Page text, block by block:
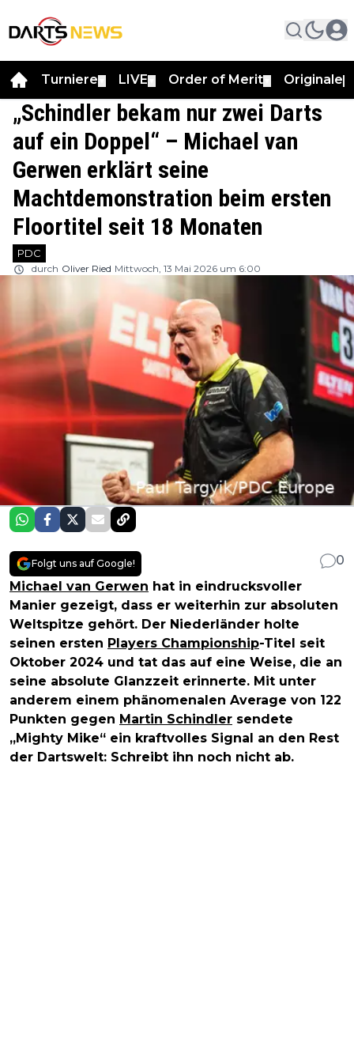
Turniere LIVE Order of Merit Originale
„Schindler bekam nur zwei Darts
auf ein Doppel“ – Michael van
Gerwen erklärt seine
Machtdemonstration beim ersten
Floortitel seit 18 Monaten
PDC
durch Oliver Ried Mittwoch, 13 Mai 2026 um 6:00
Folgt uns auf Google!
0
Michael van Gerwen hat in eindrucksvoller
Manier gezeigt, dass er weiterhin zur absoluten
Weltspitze gehört. Der Niederländer holte
seinen ersten Players Championship-Titel seit
Oktober 2024 und tat das auf eine Weise, die an
seine absolute Glanzzeit erinnerte. Mit unter
anderem einem phänomenalen Average von 122
Punkten gegen Martin Schindler sendete
„Mighty Mike“ ein kraftvolles Signal an den Rest
der Dartswelt: Schreibt ihn noch nicht ab.